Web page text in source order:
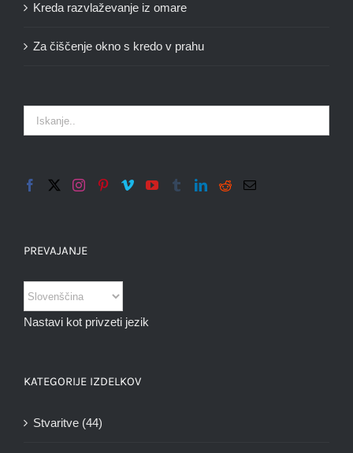
Kreda razvlaževanje iz omare
Za čiščenje okno s kredo v prahu
PREVAJANJE
Nastavi kot privzeti jezik
KATEGORIJE IZDELKOV
Stvaritve (44)